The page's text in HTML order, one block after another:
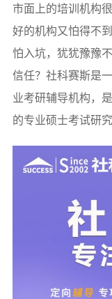
市面上的培训机构
好的机构又怕得不
怕入坑，犹犹豫豫
信任？社科赛斯是
业考研辅导机构，
的专业硕士考试研究